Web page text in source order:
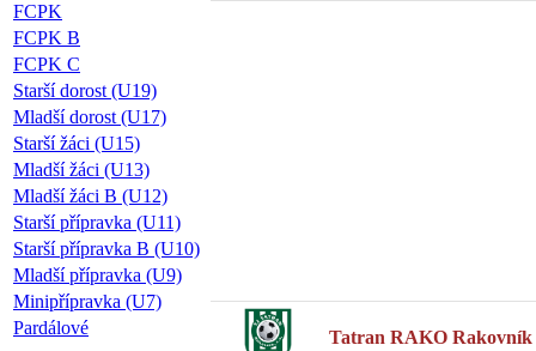
FCPK
FCPK B
FCPK C
Starší dorost (U19)
Mladší dorost (U17)
Starší žáci (U15)
Mladší žáci (U13)
Mladší žáci B (U12)
Starší přípravka (U11)
Starší přípravka B (U10)
Mladší přípravka (U9)
Minipřípravka (U7)
Pardálové
Tatran RAKO Rakovník